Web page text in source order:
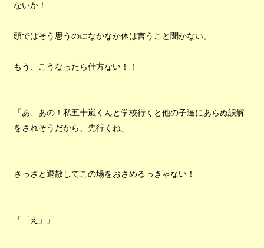
ないか！
頭ではそう思うのになかなか体は言うこと聞かない。
もう、こうなったら仕方ない！！
「あ、あの！私五十嵐くんと学校行くと他の子達にあらぬ誤解
をされそうだから、先行くね」
さっさと退散してこの場をおさめるっきゃない！
「「え」」